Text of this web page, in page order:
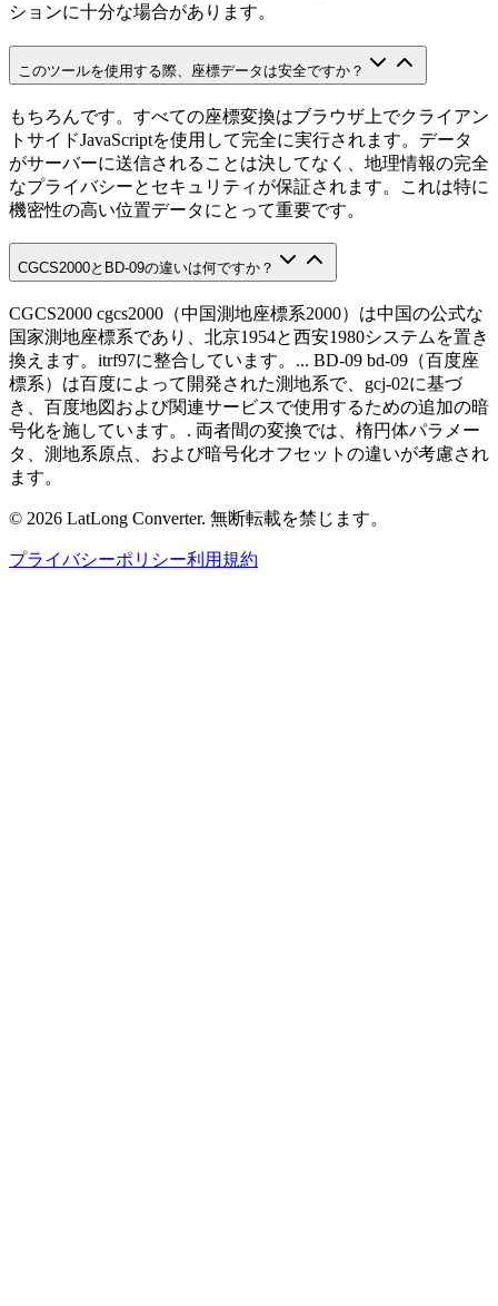
ションに十分な場合があります。
このツールを使用する際、座標データは安全ですか？
もちろんです。すべての座標変換はブラウザ上でクライアン
トサイドJavaScriptを使用して完全に実行されます。データ
がサーバーに送信されることは決してなく、地理情報の完全
なプライバシーとセキュリティが保証されます。これは特に
機密性の高い位置データにとって重要です。
CGCS2000とBD-09の違いは何ですか？
CGCS2000 cgcs2000（中国測地座標系2000）は中国の公式な
国家測地座標系であり、北京1954と西安1980システムを置き
換えます。itrf97に整合しています。... BD-09 bd-09（百度座
標系）は百度によって開発された測地系で、gcj-02に基づ
き、百度地図および関連サービスで使用するための追加の暗
号化を施しています。. 両者間の変換では、楕円体パラメー
タ、測地系原点、および暗号化オフセットの違いが考慮され
ます。
© 2026 LatLong Converter. 無断転載を禁じます。
プライバシーポリシー利用規約